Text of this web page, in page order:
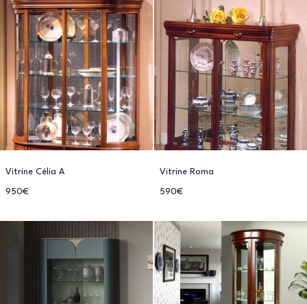
Vitrine Célia A
950€
Vitrine Roma
590€